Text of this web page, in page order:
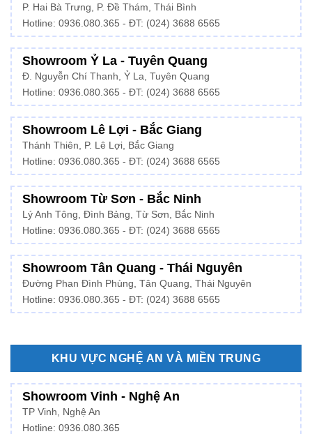
P. Hai Bà Trưng, P. Đề Thám, Thái Bình
Hotline: 0936.080.365 - ĐT: (024) 3688 6565
Showroom Ỷ La - Tuyên Quang
Đ. Nguyễn Chí Thanh, Ỷ La, Tuyên Quang
Hotline: 0936.080.365 - ĐT: (024) 3688 6565
Showroom Lê Lợi - Bắc Giang
Thánh Thiên, P. Lê Lợi, Bắc Giang
Hotline: 0936.080.365 - ĐT: (024) 3688 6565
Showroom Từ Sơn - Bắc Ninh
Lý Anh Tông, Đình Bảng, Từ Sơn, Bắc Ninh
Hotline: 0936.080.365 - ĐT: (024) 3688 6565
Showroom Tân Quang - Thái Nguyên
Đường Phan Đình Phùng, Tân Quang, Thái Nguyên
Hotline: 0936.080.365 - ĐT: (024) 3688 6565
KHU VỰC NGHỆ AN VÀ MIỀN TRUNG
Showroom Vinh - Nghệ An
TP Vinh, Nghệ An
Hotline: 0936.080.365